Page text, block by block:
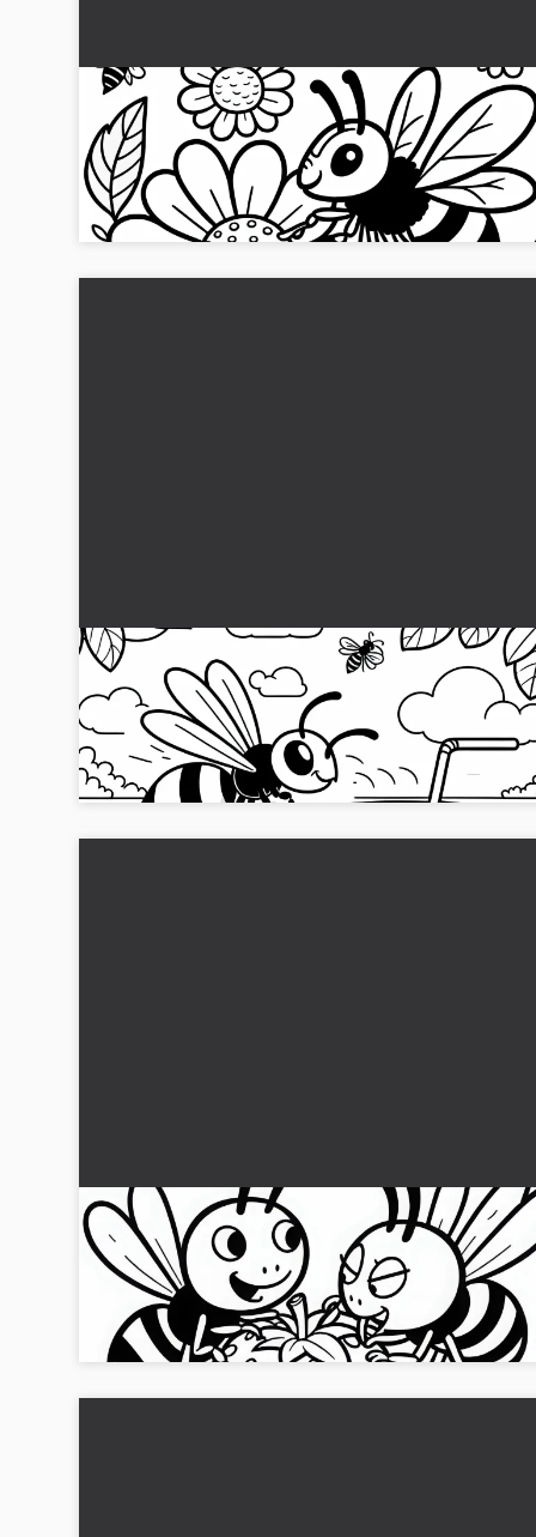
Hveps sidder på blomst og samler nektar:
Malebog til download (Gratis)
Hent den gratis farvelægningsskabelon af en hveps på en
blomst! Download nu og farvelæg!...
Gratis malebillede: Veps ved limonadeglass i
haven
Lad væsken ved limonadeglasset i haven blive livagtig.
Download billedet gratis og design det efter din smag!...
To voksne hvepse på en jordbær: Malebillede
download (Gratis)
Lad dig inspirere af to hvepse, der kæmper om et stykke
Download nu malebilledet gratis!...